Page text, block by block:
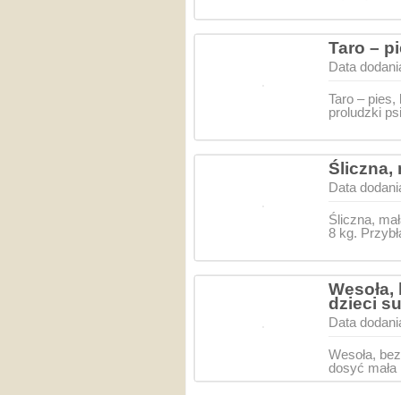
Taro –
Data
Taro –
proludzki
Śliczna,
Data
Śliczna,
8 kg.
dzieci
Data
Wesoła,
dosyć